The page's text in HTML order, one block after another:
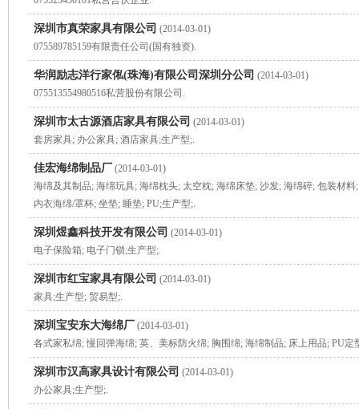
深圳市真荣家具有限公司 (2014-03-01)
075589785159有限责任公司(国有独资).
华润励志洋行家俬(珠海)有限公司深圳分公司 (2014-03-01)
075513554980516私营股份有限公司.
深圳市太古源酒店家具有限公司 (2014-03-01)
套房家具; 办公家具; 酒店家具;生产型;.
佳宏海绵制品厂 (2014-03-01)
海绵及其制品; 海绵玩具; 海绵枕头; 太空枕; 海绵床垫; 沙发; 海绵碎; 包装材
内衣海绵/罩杯; 坐垫; 睡垫; PU;生产型;.
深圳煜鑫科技开发有限公司 (2014-03-01)
电子保险箱; 电子门锁;生产型;.
深圳市红宝家具有限公司 (2014-03-01)
家具;生产型; 贸易型;.
深圳宝安东大海绵厂 (2014-03-01)
各式家私绵; 慢回弹海绵; 英、美标防火绵; 胸围绵; 海绵制品; 床上用品; PU定
深圳市汉高家具设计有限公司 (2014-03-01)
办公家具;生产型;.